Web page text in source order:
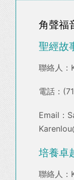
角聲福
聖經故
聯絡人：
電話：
Email：
培養卓
聯絡人：